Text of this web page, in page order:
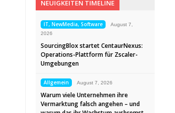
NEUIGKEITEN TIMELINE
IT, NewMedia, Software
August 7,
2026
SourcingBlox startet CentaurNexus:
Operations-Plattform für Zscaler-
Umgebungen
Allgemein August 7, 2026
Warum viele Unternehmen ihre
Vermarktung falsch angehen – und